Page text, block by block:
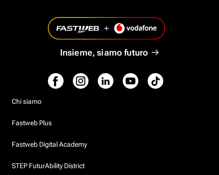
Insieme, siamo futuro
Chi siamo
Fastweb Plus
Fastweb Digital Academy
STEP FuturAbility District